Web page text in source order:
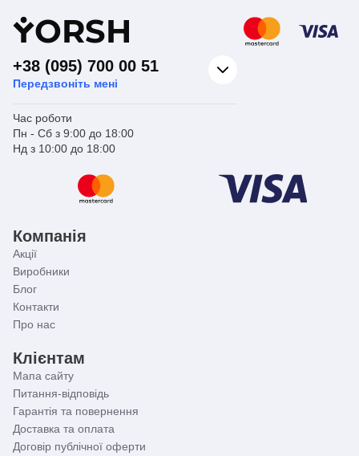
YORSH
+38 (095) 700 00 51
Передзвоніть мені
Час роботи
Пн - Сб з 9:00 до 18:00
Нд з 10:00 до 18:00
Компанія
Акції
Виробники
Блог
Контакти
Про нас
Клієнтам
Мапа сайту
Питання-відповідь
Гарантія та повернення
Доставка та оплата
Договір публічної оферти